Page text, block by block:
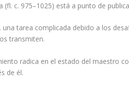
c. 975–1025) está a punto de
tarea complicada debido a los
transmiten.
radica en el estado del maestro
de él.